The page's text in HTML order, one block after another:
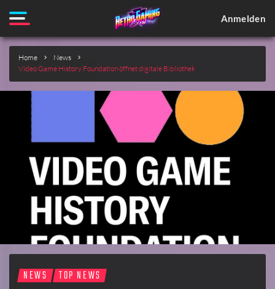
Anmelden
Home
News
Video Game History Foundation öffnet digitale Bibliothek
NEWS TOP NEWS